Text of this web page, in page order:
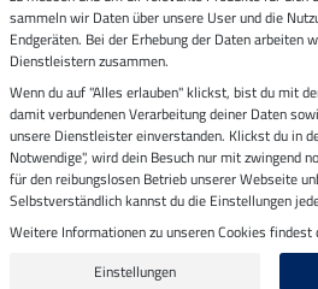
Sicher bezahlen mit
Impressum
Letzte Aktualisierung am
Alle Preise in Euro inkl. MwSt.
sammeln wir Daten über unsere User und die
Endgeräten. Bei der Erhebung der Daten arbeiten
Dienstleistern zusammen.
Wenn du auf "Alles erlauben" klickst, bist du mit
damit verbundenen Verarbeitung deiner Daten
unsere Dienstleister einverstanden. Klickst du in
Notwendige", wird dein Besuch nur mit zwingend
für den reibungslosen Betrieb unserer Webseite
Selbstverständlich kannst du die Einstellungen
Weitere Informationen zu unseren Cookies findest
Einstellungen